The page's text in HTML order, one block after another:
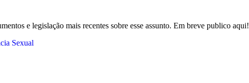
e legislação mais recentes sobre esse assunto. Em breve publico aqui!
Sexual